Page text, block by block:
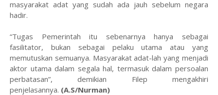
masyarakat adat yang sudah ada jauh sebelum negara
hadir.
“Tugas Pemerintah itu sebenarnya hanya sebagai
fasilitator, bukan sebagai pelaku utama atau yang
memutuskan semuanya. Masyarakat adat-lah yang menjadi
aktor utama dalam segala hal, termasuk dalam persoalan
perbatasan”, demikian Filep mengakhiri
penjelasannya. (A.S/Nurman)